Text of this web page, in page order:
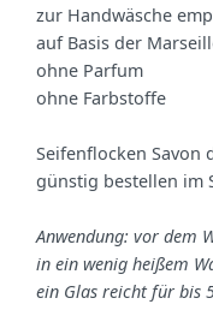
zur Handwäsche
auf Basis der
ohne Parfum
ohne Farbstoffe
Seifenflocken Savon
günstig bestellen im
Anwendung: vor dem
in ein wenig heißem
ein Glas reicht für bis